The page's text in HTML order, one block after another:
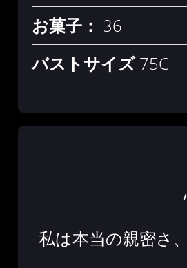
お菓子： 36
バストサイズ75C
私は本当の親密さ